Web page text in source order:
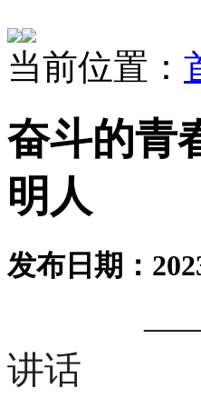
当前位置：
奋斗的青
明人
发布日期：
——
讲话